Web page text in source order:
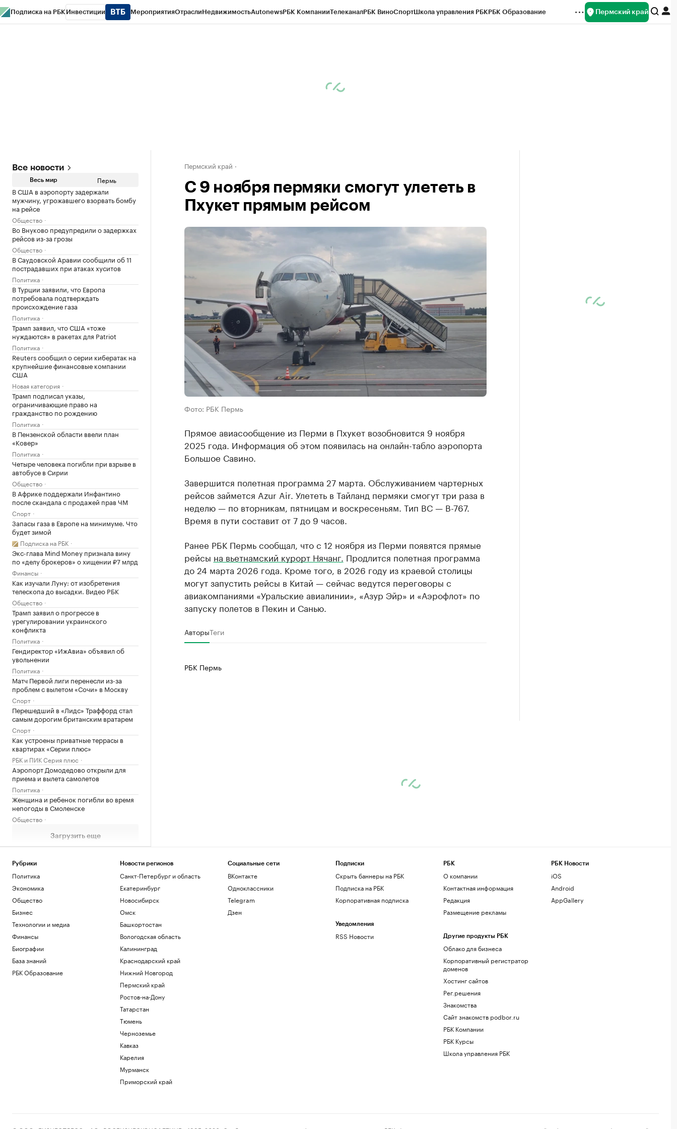
Подписка на РБК Инвестиции МероприятияОтраслиНедвижимостьAutonewsРБК КомпанииТелеканалРБК ВиноСпортШкола управления РБКРБК Образование Пермский край
Все новости
Весь мир Пермь
В США в аэропорту задержали
мужчину, угрожавшего взорвать бомбу
на рейсе
Общество
Во Внуково предупредили о задержках
рейсов из-за грозы
Общество
В Саудовской Аравии сообщили об 11
пострадавших при атаках хуситов
Политика
В Турции заявили, что Европа
потребовала подтверждать
происхождение газа
Политика
Трамп заявил, что США «тоже
нуждаются» в ракетах для Patriot
Политика
Reuters сообщил о серии кибератак на
крупнейшие финансовые компании
США
Новая категория
Трамп подписал указы,
ограничивающие право на
гражданство по рождению
Политика
В Пензенской области ввели план
«Ковер»
Политика
Четыре человека погибли при взрыве в
автобусе в Сирии
Общество
В Африке поддержали Инфантино
после скандала с продажей прав ЧМ
Спорт
Запасы газа в Европе на минимуме. Что
будет зимой
Подписка на РБК
Экс-глава Mind Money признала вину
по «делу брокеров» о хищении ₽7 млрд
Финансы
Как изучали Луну: от изобретения
телескопа до высадки. Видео РБК
Общество
Трамп заявил о прогрессе в
урегулировании украинского
конфликта
Политика
Гендиректор «ИжАвиа» объявил об
увольнении
Политика
Матч Первой лиги перенесли из-за
проблем с вылетом «Сочи» в Москву
Спорт
Перешедший в «Лидс» Траффорд стал
самым дорогим британским вратарем
Спорт
Как устроены приватные террасы в
квартирах «Серии плюс»
РБК и ПИК Серия плюс
Аэропорт Домодедово открыли для
приема и вылета самолетов
Политика
Женщина и ребенок погибли во время
непогоды в Смоленске
Общество
Загрузить еще
Пермский край
С 9 ноября пермяки смогут улететь в
Пхукет прямым рейсом
Фото: РБК Пермь
Прямое авиасообщение из Перми в Пхукет возобновится 9 ноября
2025 года. Информация об этом появилась на онлайн-табло аэропорта
Большое Савино.
Завершится полетная программа 27 марта. Обслуживанием чартерных
рейсов займется Azur Air. Улететь в Тайланд пермяки смогут три раза в
неделю — по вторникам, пятницам и воскресеньям. Тип ВС — B-767.
Время в пути составит от 7 до 9 часов.
Ранее РБК Пермь сообщал, что с 12 ноября из Перми появятся прямые
рейсы на вьетнамский курорт Нячанг. Продлится полетная программа
до 24 марта 2026 года. Кроме того, в 2026 году из краевой столицы
могут запустить рейсы в Китай — сейчас ведутся переговоры с
авиакомпаниями «Уральские авиалинии», «Азур Эйр» и «Аэрофлот» по
запуску полетов в Пекин и Санью.
АвторыТеги
РБК Пермь
Рубрики
Политика
Экономика
Общество
Бизнес
Технологии и медиа
Финансы
Биографии
База знаний
РБК Образование
Новости регионов
Санкт-Петербург и область
Екатеринбург
Новосибирск
Омск
Башкортостан
Вологодская область
Калининград
Краснодарский край
Нижний Новгород
Пермский край
Ростов-на-Дону
Татарстан
Тюмень
Черноземье
Кавказ
Карелия
Мурманск
Приморский край
Социальные сети
ВКонтакте
Одноклассники
Telegram
Дзен
Подписки
Скрыть баннеры на РБК
Подписка на РБК
Корпоративная подписка
Уведомления
RSS Новости
РБК
О компании
Контактная информация
Редакция
Размещение рекламы
Другие продукты РБК
Облако для бизнеса
Корпоративный регистратор
доменов
Хостинг сайтов
Рег.решения
Знакомства
Сайт знакомств podbor.ru
РБК Компании
РБК Курсы
Школа управления РБК
РБК Новости
iOS
Android
AppGallery